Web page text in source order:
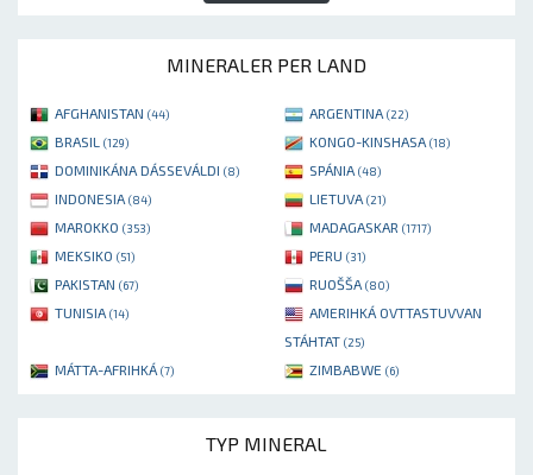
MINERALER PER LAND
AFGHANISTAN (44) ARGENTINA (22)
BRASIL (129) KONGO-KINSHASA (18)
DOMINIKÁNA DÁSSEVÁLDI (8) SPÁNIA (48)
INDONESIA (84) LIETUVA (21)
MAROKKO (353) MADAGASKAR (1717)
MEKSIKO (51) PERU (31)
PAKISTAN (67) RUOŠŠA (80)
TUNISIA (14)
AMERIHKÁ OVTTASTUVVAN
STÁHTAT (25)
MÁTTA-AFRIHKÁ (7) ZIMBABWE (6)
TYP MINERAL